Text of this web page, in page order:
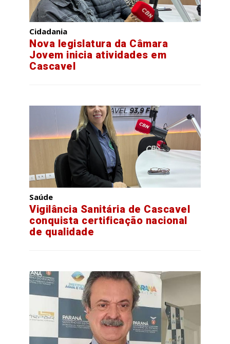
Cidadania
Nova legislatura da Câmara
Jovem inicia atividades em
Cascavel
Saúde
Vigilância Sanitária de Cascavel
conquista certificação nacional
de qualidade